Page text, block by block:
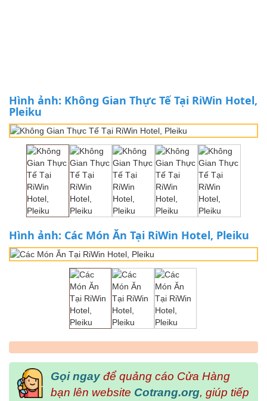
Hình ảnh: Không Gian Thực Tế Tại RiWin Hotel,
Pleiku
Hình ảnh: Các Món Ăn Tại RiWin Hotel, Pleiku
Gọi ngay để quảng cáo Cửa Hàng
bạn lên website Cotrang.org, giúp tiếp